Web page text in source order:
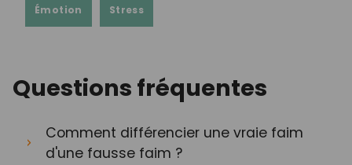
Émotion Stress
Questions fréquentes
Comment différencier une vraie faim
d'une fausse faim ?